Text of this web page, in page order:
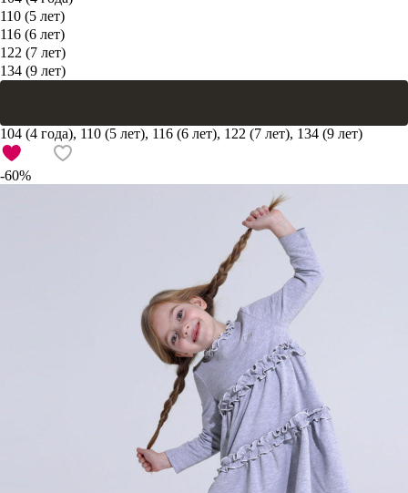
110 (5 лет)
116 (6 лет)
122 (7 лет)
134 (9 лет)
104 (4 года), 110 (5 лет), 116 (6 лет), 122 (7 лет), 134 (9 лет)
-60%